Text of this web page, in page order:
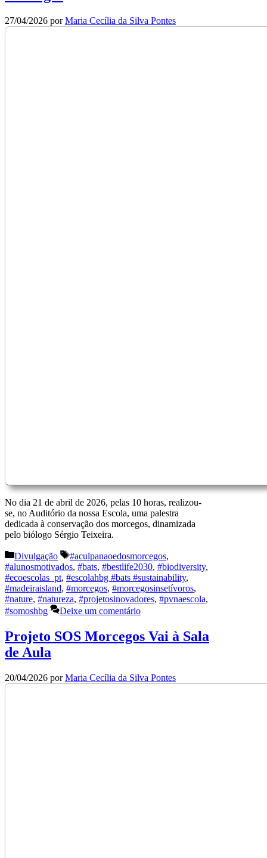
27/04/2026 porMaria Cecília da Silva Pontes
No dia 21 de abril de 2026, pelas 10 horas, realizou-
se, no Auditório da nossa Escola, uma palestra
dedicada à conservação dos morcegos, dinamizada
pelo biólogo Sérgio Teixeira.
Categorias
Divulgação Etiquetas
#aculpanaoedosmorcegos,
#alunosmotivados, #bats, #bestlife2030, #biodiversity,
#ecoescolas_pt, #escolahbg #bats #sustainability,
#madeiraisland, #morcegos, #morcegosinsetívoros,
#nature, #natureza, #projetosinovadores, #pvnaescola,
#somoshbg
Deixe um comentário
Projeto SOS Morcegos Vai à Sala
de Aula
20/04/2026 porMaria Cecília da Silva Pontes